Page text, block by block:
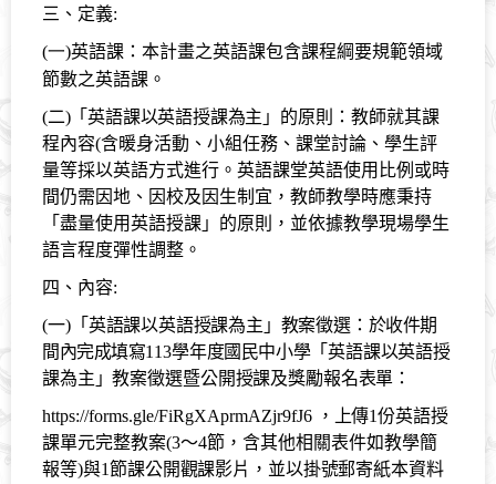
三、 定義:
(一)英語課：本計畫之英語課包含課程綱要規範領域
節數之英語課。
(二)「英語課以英語授課為主」 的原則：教師就其課
程內容(含暖身活動、小組任務、課堂討論、學生評
量等採以英語方式進行。英語課堂英語使用比例或時
間仍需因地、因校及因生制宜，教師教學時應秉持
「盡量使用英語授課」的原則，並依據教學現場學生
語言程度彈性調整。
四、內容:
(一) 「英語課以英語授課為主」教案徵選： 於收件期
間內完成填寫113學年度國民中小學「英語課以英語授
課為主」教案徵選暨公開授課及獎勵報名表單：
https://forms.gle/FiRgXAprmAZjr9fJ6 ，上傳1份英語授
課單元完整教案(3～4節，含其他相關表件如教學簡
報等)與1節課公開觀課影片，並以掛號郵寄紙本資料